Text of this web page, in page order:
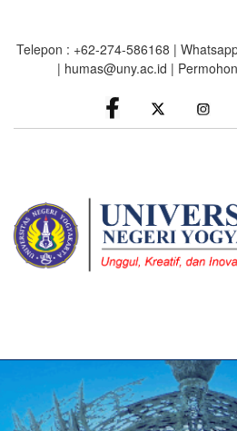
main
Telepon : +62-274-586168 |
| humas@uny.ac.id |
facebook